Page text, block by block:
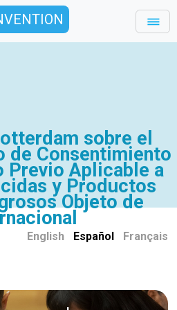
sobre el
de Consentimiento
Previo Aplicable a
y Productos
Objeto de
English Español Français